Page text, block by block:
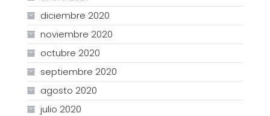
diciembre 2020
noviembre 2020
octubre 2020
septiembre 2020
agosto 2020
julio 2020